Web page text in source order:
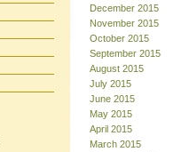
December 2015
November 2015
October 2015
September 2015
August 2015
July 2015
June 2015
May 2015
April 2015
March 2015